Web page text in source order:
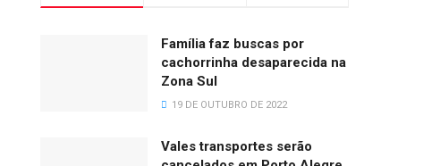
Família faz buscas por
cachorrinha desaparecida na
Zona Sul
19 DE OUTUBRO DE 2022
Vales transportes serão